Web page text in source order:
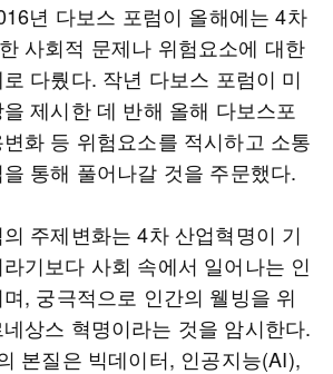
년 다보스 포럼이 올해에는 4차
사회적 문제나 위험요소에 대한
다뤘다. 작년 다보스 포럼이 미
제시한 데 반해 올해 다보스포
화 등 위험요소를 적시하고 소통
통해 풀어나갈 것을 주문했다.
주제변화는 4차 산업혁명이 기
기보다 사회 속에서 일어나는 인
, 궁극적으로 인간의 웰빙을 위
상스 혁명이라는 것을 암시한다.
본질은 빅데이터, 인공지능(AI),